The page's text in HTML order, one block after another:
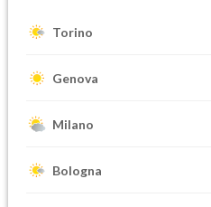
Torino
Genova
Milano
Bologna